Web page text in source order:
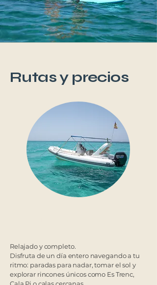
Rutas y precios
Relajado y completo.
Disfruta de un día entero navegando a tu
ritmo: paradas para nadar, tomar el sol y
explorar rincones únicos como Es Trenc,